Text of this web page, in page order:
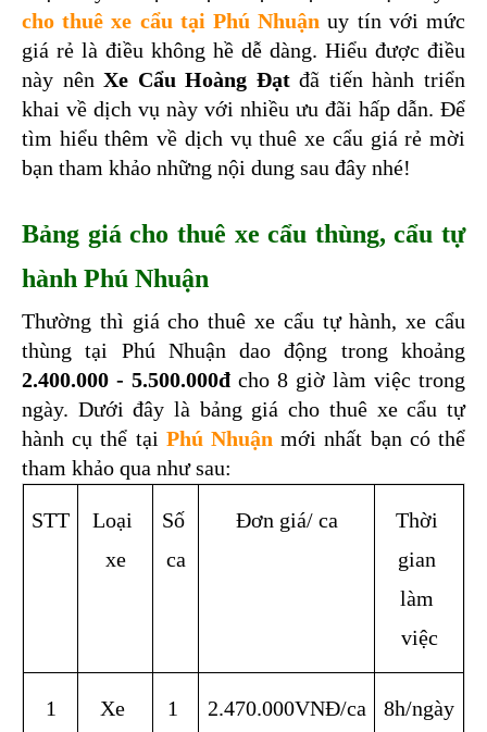
cho thuê xe cẩu tại Phú Nhuận uy tín với mức
giá rẻ là điều không hề dễ dàng. Hiểu được điều
này nên Xe Cẩu Hoàng Đạt đã tiến hành triển
khai về dịch vụ này với nhiều ưu đãi hấp dẫn. Để
tìm hiểu thêm về dịch vụ thuê xe cẩu giá rẻ mời
bạn tham khảo những nội dung sau đây nhé!
Bảng giá cho thuê xe cẩu thùng, cẩu tự
hành Phú Nhuận
Thường thì giá cho thuê xe cẩu tự hành, xe cẩu
2.400.000 - 5.500.000đ cho 8 giờ làm việc trong
ngày. Dưới đây là bảng giá cho thuê xe cẩu tự
hành cụ thể tại Phú Nhuận mới nhất bạn có thể
tham khảo qua như sau:
STT
Loại
xe
Số
ca
Đơn giá/ ca
Thời
gian
làm
việc
1
Xe
1
2.470.000VNĐ/ca 8h/ngày